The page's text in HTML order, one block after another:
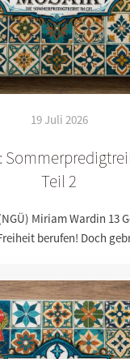
19 Juli 2026
Teil 2
Miriam Wardin 13
berufen! Doch